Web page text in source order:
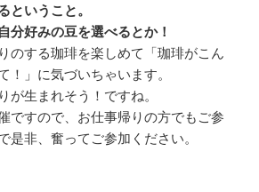
ということ。
分好みの豆を選べるとか！
のする珈琲を楽しめて「珈琲がこん
！」に気づいちゃいます。
が生まれそう！ですね。
ですので、お仕事帰りの方でもご参
是非、奮ってご参加ください。